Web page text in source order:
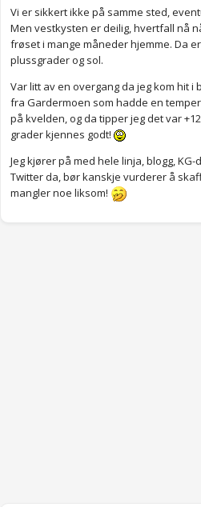
Vi er sikkert ikke på samme sted,
Men vestkysten er deilig, hvertfall nå
frøset i mange måneder hjemme. Da
plussgrader og sol.
Var litt av en overgang da jeg kom hit i
fra Gardermoen som hadde en
på kvelden, og da tipper jeg det var
grader kjennes godt!
Jeg kjører på med hele linja, blogg,
Twitter da, bør kanskje vurderer å
mangler noe liksom!